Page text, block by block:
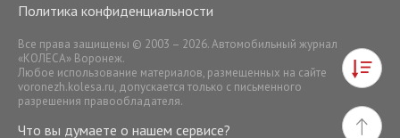
Политика конфиденциальности
Все права защищены © 2003 – 2026. Автомобильный журнал
«КОЛЕСА» Воронеж.
Любое использование материалов, размещенных на сайте
voronezh.kolesa.ru, допускается только с письменного
разрешения правообладателя.
Что вы думаете о нашем сервисе?